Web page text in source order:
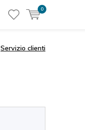
0
Servizio clienti